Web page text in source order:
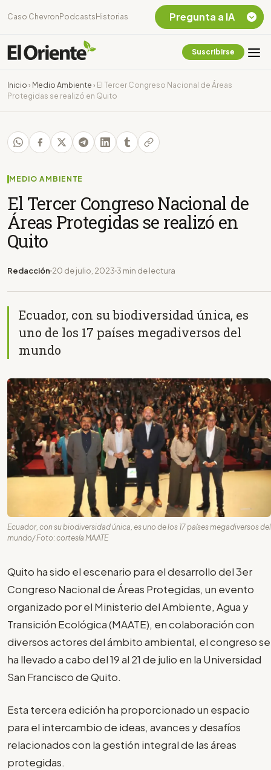
Caso Chevron Podcasts Historias
Suscribirse
Inicio › Medio Ambiente › El Tercer Congreso Nacional de Áreas
Protegidas se realizó en Quito
MEDIO AMBIENTE
El Tercer Congreso Nacional de
Áreas Protegidas se realizó en
Quito
Redacción 20 de julio, 2023 3 min de lectura
Ecuador, con su biodiversidad única, es
uno de los 17 países megadiversos del
mundo
Ecuador, con su biodiversidad única, es uno de los 17 países megadiversos del
mundo/ Foto: cortesía MAATE
Quito ha sido el escenario para el desarrollo del 3er
Congreso Nacional de Áreas Protegidas, un evento
organizado por el Ministerio del Ambiente, Agua y
Transición Ecológica (MAATE), en colaboración con
diversos actores del ámbito ambiental, el congreso se
ha llevado a cabo del 19 al 21 de julio en la Universidad
San Francisco de Quito.
Esta tercera edición ha proporcionado un espacio
para el intercambio de ideas, avances y desafíos
relacionados con la gestión integral de las áreas
protegidas.
Pregunta a IA
sobre el Caso
Chevron Ecuador